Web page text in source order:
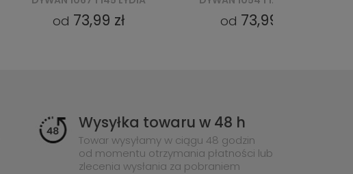
od 73,99 zł od 73,99 zł
Wysyłka towaru w 48 h
Towar wysyłamy w ciągu 48 godzin
od momentu otrzymania płatności lub
zlecenia wysłania za pobraniem